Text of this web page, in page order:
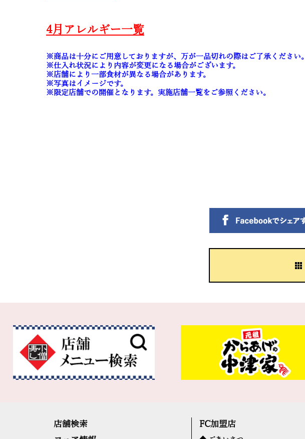
4月アレルギー一覧
※商品は十分にご用意しておりますが、万が一品切れの際はご了承ください。
※仕入れ状況により内容が変更になる場合がございます。
※店舗により一部食材が異なる場合があります。
※写真はイメージです。
※限定店舗での開催となります。実施店舗一覧をご参照ください。
店舗検索
FC加盟店